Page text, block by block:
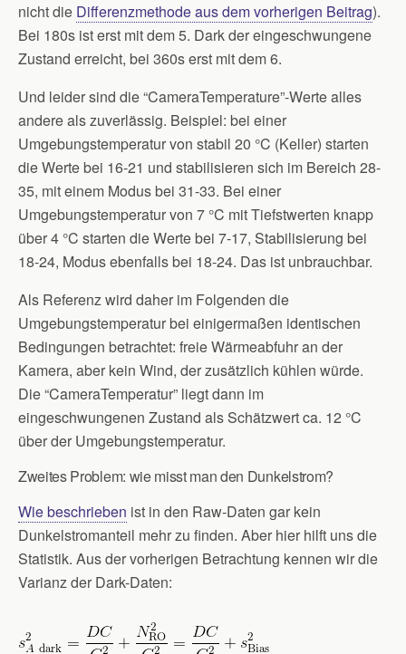
nicht die Differenzmethode aus dem vorherigen Beitrag).
Bei 180s ist erst mit dem 5. Dark der eingeschwungene
Zustand erreicht, bei 360s erst mit dem 6.
Und leider sind die “CameraTemperature”-Werte alles
andere als zuverlässig. Beispiel: bei einer
Umgebungstemperatur von stabil 20 °C (Keller) starten
die Werte bei 16-21 und stabilisieren sich im Bereich 28-
35, mit einem Modus bei 31-33. Bei einer
Umgebungstemperatur von 7 °C mit Tiefstwerten knapp
über 4 °C starten die Werte bei 7-17, Stabilisierung bei
18-24, Modus ebenfalls bei 18-24. Das ist unbrauchbar.
Als Referenz wird daher im Folgenden die
Umgebungstemperatur bei einigermaßen identischen
Bedingungen betrachtet: freie Wärmeabfuhr an der
Kamera, aber kein Wind, der zusätzlich kühlen würde.
Die “CameraTemperatur” liegt dann im
eingeschwungenen Zustand als Schätzwert ca. 12 °C
über der Umgebungstemperatur.
Zweites Problem: wie misst man den Dunkelstrom?
Wie beschrieben ist in den Raw-Daten gar kein
Dunkelstromanteil mehr zu finden. Aber hier hilft uns die
Statistik. Aus der vorherigen Betrachtung kennen wir die
Varianz der Dark-Daten: